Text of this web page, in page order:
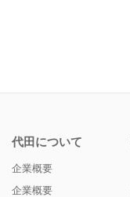
代田について
企業概要
企業概要